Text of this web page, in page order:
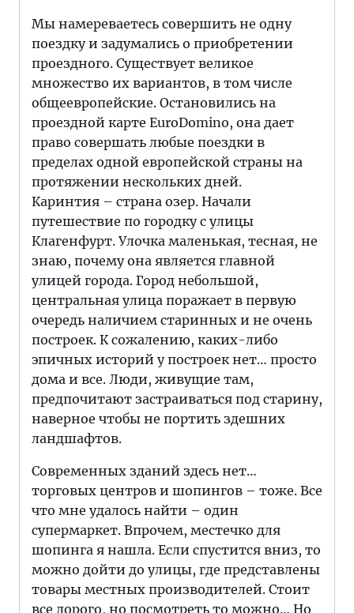
Мы намереваетесь совершить не одну
поездку и задумались о приобретении
проездного. Существует великое
множество их вариантов, в том числе
общеевропейские. Остановились на
проездной карте EuroDomino, она дает
право совершать любые поездки в
пределах одной европейской страны на
протяжении нескольких дней.
Каринтия – страна озер. Начали
путешествие по городку с улицы
Клагенфурт. Улочка маленькая, тесная, не
знаю, почему она является главной
улицей города. Город небольшой,
центральная улица поражает в первую
очередь наличием старинных и не очень
построек. К сожалению, каких-либо
эпичных историй у построек нет… просто
дома и все. Люди, живущие там,
предпочитают застраиваться под старину,
наверное чтобы не портить здешних
ландшафтов.
Современных зданий здесь нет…
торговых центров и шопингов – тоже. Все
что мне удалось найти – один
супермаркет. Впрочем, местечко для
шопинга я нашла. Если спустится вниз, то
можно дойти до улицы, где представлены
товары местных производителей. Стоит
все дорого, но посмотреть то можно… Но